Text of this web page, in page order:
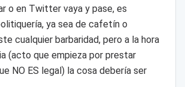
o en Twitter vaya y pase, es
ya sea de cafetín o
cualquier barbaridad, pero a la hora
(acto que empieza por prestar
NO ES legal) la cosa debería ser